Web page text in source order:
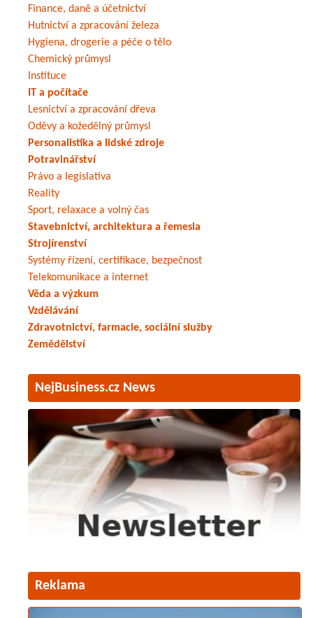
Finance, daně a účetnictví
Hutnictví a zpracování železa
Hygiena, drogerie a péče o tělo
Chemický průmysl
Instituce
IT a počítače
Lesnictví a zpracování dřeva
Oděvy a kožedělný průmysl
Personalistika a lidské zdroje
Potravinářství
Právo a legislativa
Reality
Sport, relaxace a volný čas
Stavebnictví, architektura a řemesla
Strojírenství
Systémy řízení, certifikace, bezpečnost
Telekomunikace a internet
Věda a výzkum
Vzdělávání
Zdravotnictví, farmacie, sociální služby
Zemědělství
NejBusiness.cz News
Reklama